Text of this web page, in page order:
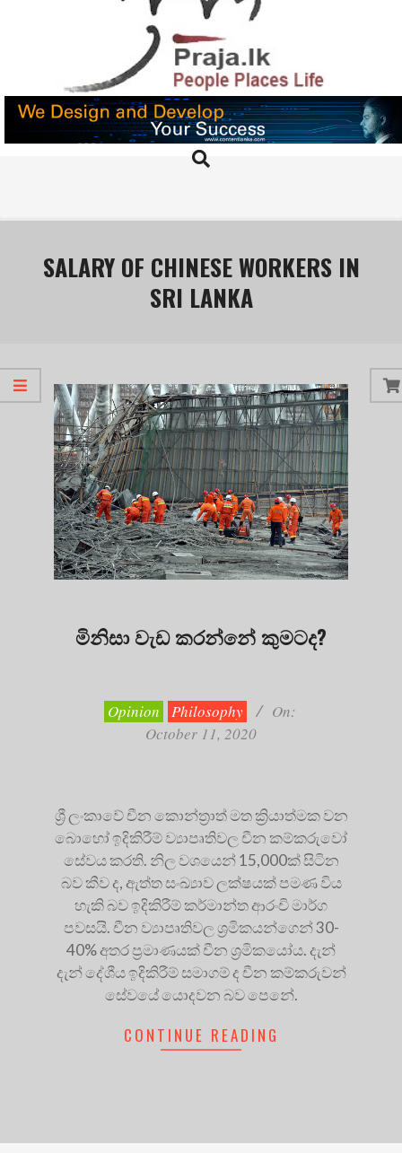
PRAJA.LK
Search
SALARY OF CHINESE WORKERS IN
SRI LANKA
මිනිසා වැඩ කරන්නේ කුමටද?
Opinion Philosophy
On:
October 11, 2020
ශ්‍රී ලංකාවේ චීන කොන්ත්‍රාත් මත ක්‍රියාත්මක වන
බොහෝ ඉදිකිරීම් ව්‍යාපෘතිවල චීන කම්කරුවෝ
සේවය කරති. නිල වශයෙන් 15,000ක් සිටින
බව කීව ද, ඇත්ත සංඛ්‍යාව ලක්ෂයක් පමණ විය
හැකි බව ඉදිකිරීම් කර්මාන්ත ආරංචි මාර්ග
පවසයි. චීන ව්‍යාපෘතිවල ශ්‍රමිකයන්ගෙන් 30-
40% අතර ප්‍රමාණයක් චීන ශ්‍රමිකයෝය. දැන්
දැන් දේශීය ඉදිකිරීම් සමාගම් ද චීන කම්කරුවන්
සේවයේ යොදවන බව පෙනේ.
CONTINUE READING